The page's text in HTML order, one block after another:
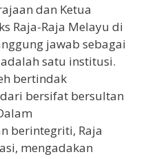
dan Ketua
Raja-Raja Melayu di
jawab sebagai
satu institusi.
bertindak
bersifat bersultan
berintegriti, Raja
mengadakan